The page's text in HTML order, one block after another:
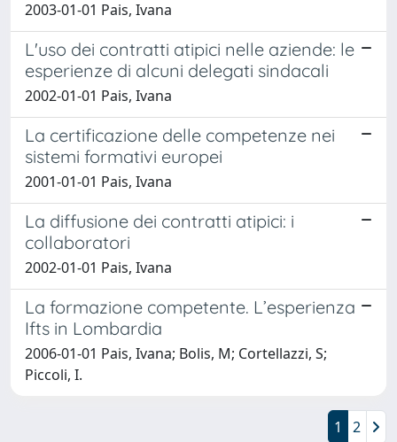
2003-01-01 Pais, Ivana
L'uso dei contratti atipici nelle aziende: le
esperienze di alcuni delegati sindacali
2002-01-01 Pais, Ivana
La certificazione delle competenze nei
sistemi formativi europei
2001-01-01 Pais, Ivana
La diffusione dei contratti atipici: i
collaboratori
2002-01-01 Pais, Ivana
La formazione competente. L’esperienza
Ifts in Lombardia
2006-01-01 Pais, Ivana; Bolis, M; Cortellazzi, S;
Piccoli, I.
1 2